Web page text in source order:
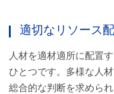
適切なリソース
人材を適材適所に配置
ひとつです。多様な人
総合的な判断を求めら